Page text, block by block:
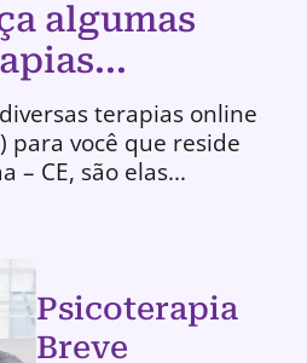
algumas
terapias online
para você que reside
– CE, são elas...
Psicoterapia
Breve